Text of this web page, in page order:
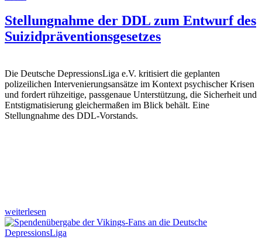
Stellungnahme der DDL zum Entwurf des
Suizidpräventionsgesetzes
Die Deutsche DepressionsLiga e.V. kritisiert die geplanten
polizeilichen Intervenierungsansätze im Kontext psychischer Krisen
und fordert rühzeitige, passgenaue Unterstützung, die Sicherheit und
Entstigmatisierung gleichermaßen im Blick behält. Eine
Stellungnahme des DDL-Vorstands.
weiterlesen